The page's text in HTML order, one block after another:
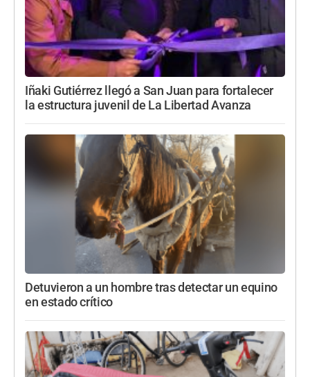
Iñaki Gutiérrez llegó a San Juan para fortalecer
la estructura juvenil de La Libertad Avanza
Detuvieron a un hombre tras detectar un equino
en estado crítico